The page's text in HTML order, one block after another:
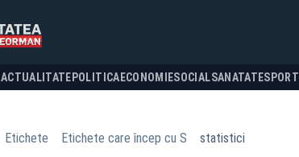
ACTUALITATE POLITICA ECONOMIESOCIALSANATATESPORT
Etichete Etichete care încep cu S statistici